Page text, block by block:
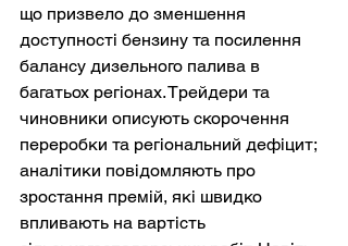
що призвело до зменшення
доступності бензину та посилення
балансу дизельного палива в
багатьох регіонах. Трейдери та
чиновники описують скорочення
переробки та регіональний дефіцит;
аналітики повідомляють про
зростання премій, які швидко
впливають на вартість